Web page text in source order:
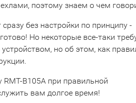
поэтому знаем о чем
без настройки по принципу -
Но некоторые все-таки
но об этом, как
RMT-B105A при правильной
вам долгое время!